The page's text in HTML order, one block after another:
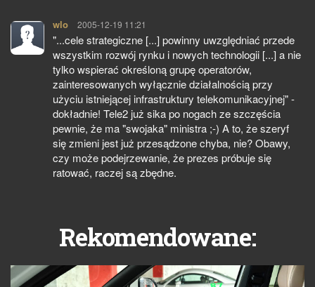
wlo pisze:
2005-12-19 11:21
"...cele strategiczne [...] powinny uwzględniać przede
wszystkim rozwój rynku i nowych technologii [...] a nie
tylko wspierać określoną grupę operatorów,
zainteresowanych wyłącznie działalnością przy
użyciu istniejącej infrastruktury telekomunikacyjnej" -
dokładnie! Tele2 już sika po nogach ze szczęścia
pewnie, że ma "swojaka" ministra ;-) A to, że szeryf
się zmieni jest już przesądzone chyba, nie? Obawy,
czy może podejrzewanie, że prezes próbuje się
ratować, raczej są zbędne.
Rekomendowane: